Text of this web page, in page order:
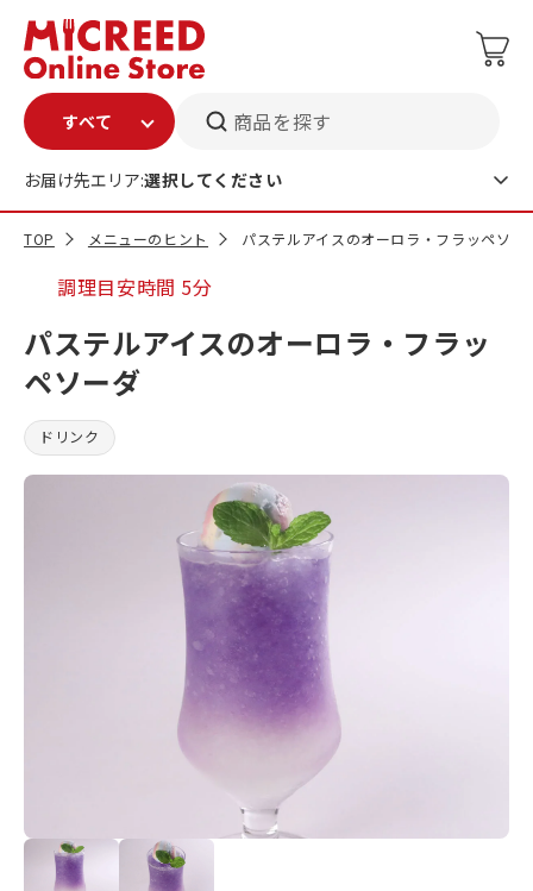
商品を探す
お届け先エリア:選択してください
TOP メニューのヒント パステルアイスのオーロラ・フラッペソー
調理目安時間 5分
パステルアイスのオーロラ・フラッ
ペソーダ
ドリンク